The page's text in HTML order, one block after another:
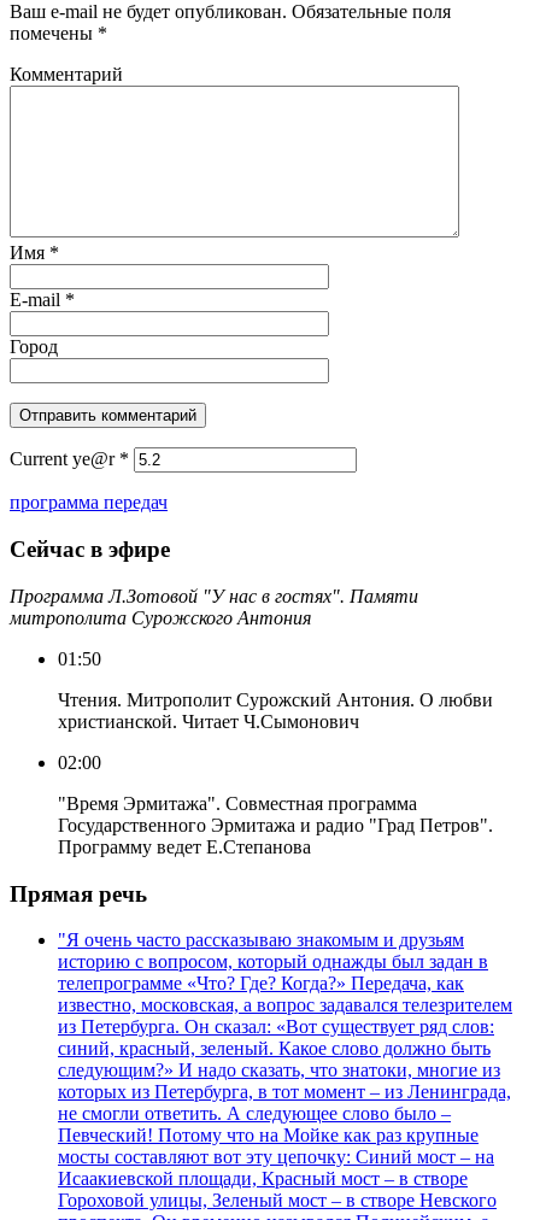
Ваш e-mail не будет опубликован. Обязательные поля
помечены *
Комментарий
Имя *
E-mail *
Город
Current ye@r *
программа передач
Сейчас в эфире
Программа Л.Зотовой "У нас в гостях". Памяти
митрополита Сурожского Антония
01:50
Чтения. Митрополит Сурожский Антония. О любви
христианской. Читает Ч.Сымонович
02:00
"Время Эрмитажа". Совместная программа
Государственного Эрмитажа и радио "Град Петров".
Программу ведет Е.Степанова
Прямая речь
"Я очень часто рассказываю знакомым и друзьям
историю с вопросом, который однажды был задан в
телепрограмме «Что? Где? Когда?» Передача, как
известно, московская, а вопрос задавался телезрителем
из Петербурга. Он сказал: «Вот существует ряд слов:
синий, красный, зеленый. Какое слово должно быть
следующим?» И надо сказать, что знатоки, многие из
которых из Петербурга, в тот момент – из Ленинграда,
не смогли ответить. А следующее слово было –
Певческий! Потому что на Мойке как раз крупные
мосты составляют вот эту цепочку: Синий мост – на
Исаакиевской площади, Красный мост – в створе
Гороховой улицы, Зеленый мост – в створе Невского